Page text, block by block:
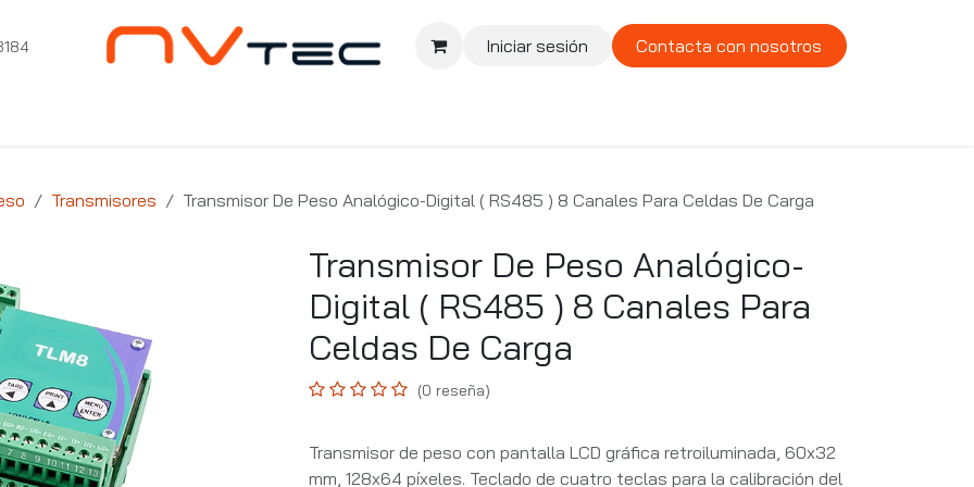
Iniciar sesión Contacta con nosotros
Transmisores Transmisor De Peso Analógico-Digital ( RS485 ) 8 Canales Para Celdas De Carga
Transmisor De Peso Analógico-
Digital ( RS485 ) 8 Canales Para
Celdas De Carga
(0 reseña)
Transmisor de peso con pantalla LCD gráfica retroiluminada, 60x32
mm, 128x64 píxeles. Teclado de cuatro teclas para la calibración del